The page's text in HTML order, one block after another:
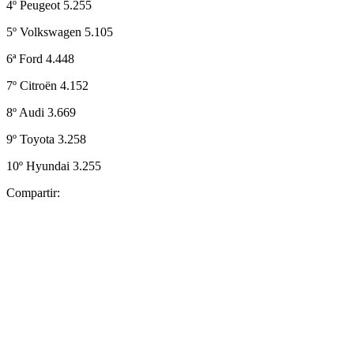
4º Peugeot 5.255
5º Volkswagen 5.105
6ª Ford 4.448
7º Citroën 4.152
8º Audi 3.669
9º Toyota 3.258
10º Hyundai 3.255
Compartir: